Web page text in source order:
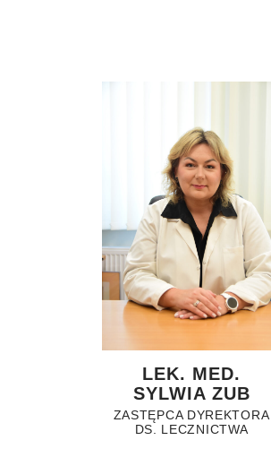
LEK. MED.
SYLWIA ZUB
ZASTĘPCA DYREKTORA
DS. LECZNICTWA